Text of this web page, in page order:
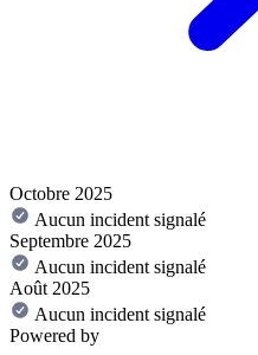
Octobre 2025
Aucun incident signalé
Septembre 2025
Aucun incident signalé
Août 2025
Aucun incident signalé
Powered by